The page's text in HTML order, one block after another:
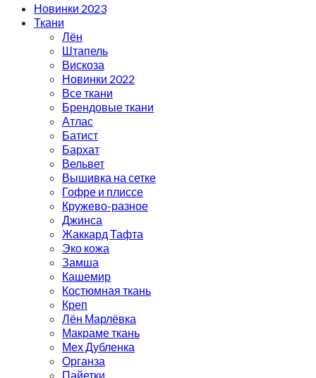
Новинки 2023
Ткани
Лён
Штапель
Вискоза
Новинки 2022
Все ткани
Брендовые ткани
Атлас
Батист
Бархат
Вельвет
Вышивка на сетке
Гофре и плиссе
Кружево-разное
Джинса
Жаккард Тафта
Эко кожа
Замша
Кашемир
Костюмная ткань
Креп
Лён Марлёвка
Макраме ткань
Мех Дубленка
Органза
Пайетки